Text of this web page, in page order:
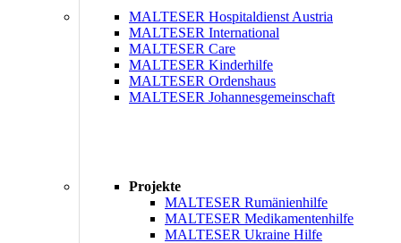
MALTESER Hospitaldienst Austria
MALTESER International
MALTESER Care
MALTESER Kinderhilfe
MALTESER Ordenshaus
MALTESER Johannesgemeinschaft
Projekte
MALTESER Rumänienhilfe
MALTESER Medikamentenhilfe
MALTESER Ukraine Hilfe